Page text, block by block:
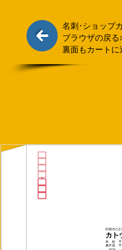
名刺･ショップ
ブラウザの戻
裏面もカートに